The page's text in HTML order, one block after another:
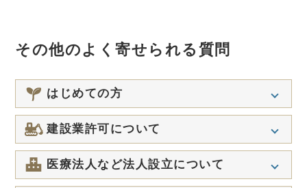
その他のよく寄せられる質問
はじめての方
Q 行政書士と社労士の違いを教えてくださ
い。
Q 業務対応エリアはどこまでですか？
建設業許可について
Q 建設業許可でいう営業所とはどういうも
のですか？
医療法人など法人設立について